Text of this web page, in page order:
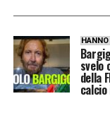
svelo
della
calcio